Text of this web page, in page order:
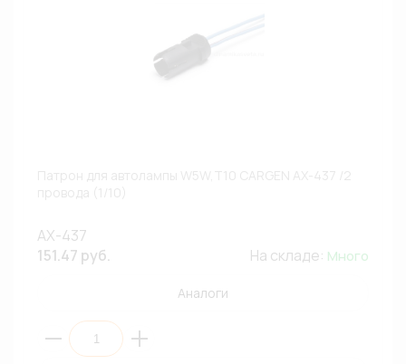
AX-437
151.47 руб.
На складе: Много
Аналоги